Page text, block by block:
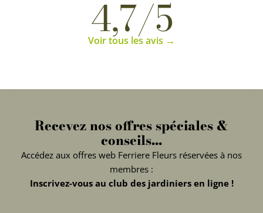
4,7/5
Voir tous les avis →
Recevez nos offres spéciales &
conseils...
Accédez aux offres web Ferriere Fleurs réservées à nos
membres :
Inscrivez-vous au club des jardiniers en ligne !